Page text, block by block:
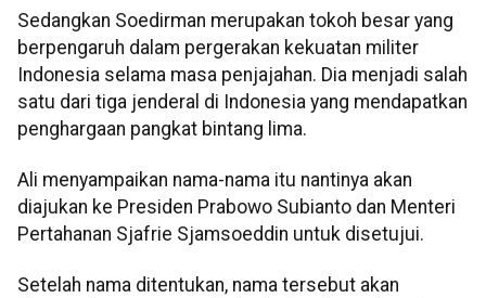
Sedangkan Soedirman merupakan tokoh besar yang
berpengaruh dalam pergerakan kekuatan militer
Indonesia selama masa penjajahan. Dia menjadi salah
satu dari tiga jenderal di Indonesia yang mendapatkan
penghargaan pangkat bintang lima.
Ali menyampaikan nama-nama itu nantinya akan
diajukan ke Presiden Prabowo Subianto dan Menteri
Pertahanan Sjafrie Sjamsoeddin untuk disetujui.
Setelah nama ditentukan, nama tersebut akan